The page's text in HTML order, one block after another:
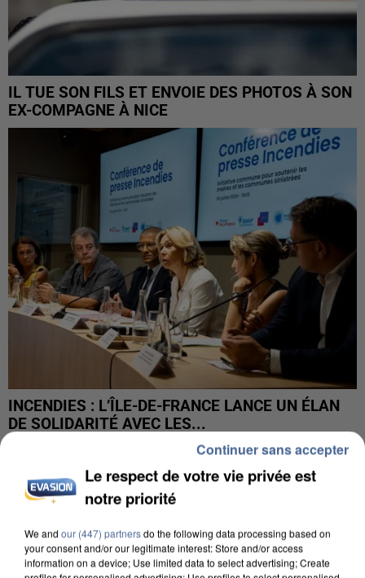
IL TUE SON FILS ET ENVOIE DES PHOTOS À SON
EX-COMPAGNE À NICE
INCENDIES : L’ÎLE-DE-FRANCE LANCE UN ÉLAN
DE SOLIDARITÉ AVEC LES...
Le respect de votre vie privée est
notre priorité
We and our (447) partnersdo the following data processing based on
your consent and/or our legitimate interest: Store and/or access
information on a device; Use limited data to select advertising; Create
Continuer sans accepter